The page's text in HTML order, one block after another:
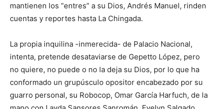
mantienen los “entres” a su Dios, Andrés Manuel, rinden
cuentas y reportes hasta La Chingada.
La propia inquilina -inmerecida- de Palacio Nacional,
intenta, pretende desataviarse de Gepetto López, pero
no quiere, no puede o no la deja su Dios, por lo que ha
conformado un grupúsculo opositor encabezado por su
guarro personal, su Robocop, Omar García Harfuch, de la